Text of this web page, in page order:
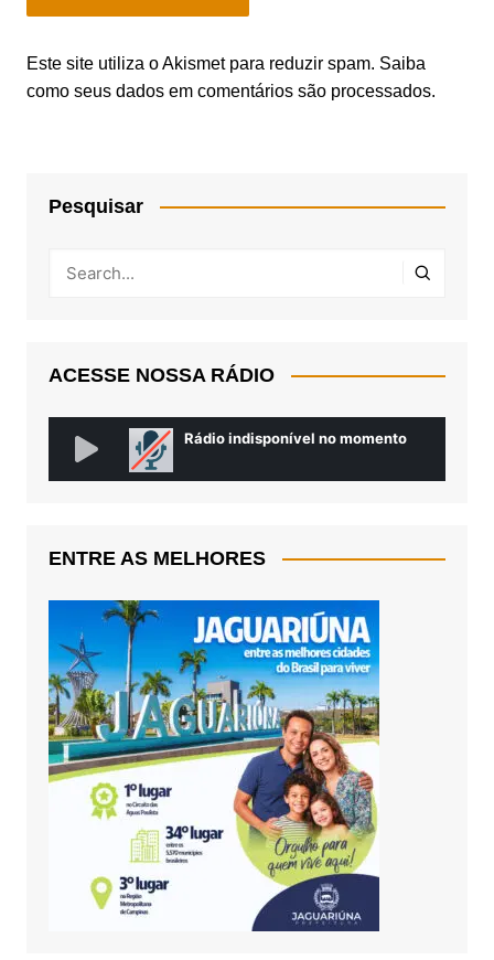
Este site utiliza o Akismet para reduzir spam. Saiba
como seus dados em comentários são processados.
Pesquisar
ACESSE NOSSA RÁDIO
ENTRE AS MELHORES